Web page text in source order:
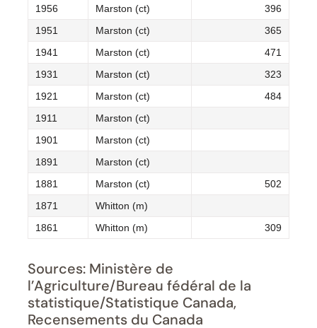
1956
Marston (ct)
396
1951
Marston (ct)
365
1941
Marston (ct)
471
1931
Marston (ct)
323
1921
Marston (ct)
484
1911
Marston (ct)
1901
Marston (ct)
1891
Marston (ct)
1881
Marston (ct)
502
1871
Whitton (m)
1861
Whitton (m) 309
Sources: Ministère de
l’Agriculture/Bureau fédéral de la
statistique/Statistique Canada,
Recensements du Canada